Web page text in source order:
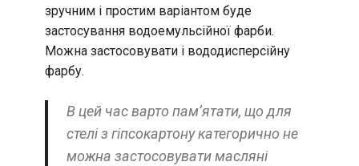
зручним і простим варіантом буде
застосування водоемульсійної фарби.
Можна застосовувати і вододисперсійну
фарбу.
В цей час варто пам’ятати, що для
стелі з гіпсокартону категорично не
можна застосовувати масляні